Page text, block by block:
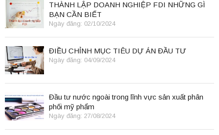
THÀNH LẬP DOANH NGHIỆP FDI NHỮNG GÌ
BẠN CẦN BIẾT
Ngày đăng: 02/10/2024
ĐIỀU CHỈNH MỤC TIÊU DỰ ÁN ĐẦU TƯ
Ngày đăng: 04/09/2024
Đầu tư nước ngoài trong lĩnh vực sản xuất phân
phối mỹ phẩm
Ngày đăng: 27/08/2024